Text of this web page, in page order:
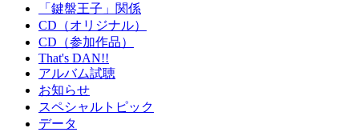
「鍵盤王子」関係
CD（オリジナル）
CD（参加作品）
That's DAN!!
アルバム試聴
お知らせ
スペシャルトピック
データ